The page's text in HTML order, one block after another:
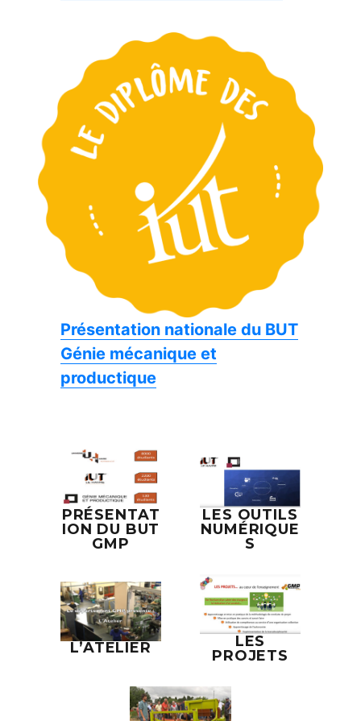
Présentation nationale du BUT
Génie mécanique et
productique
PRÉSENTAT
ION DU BUT
GMP
LES OUTILS
NUMÉRIQUE
S
L’ATELIER
LES
PROJETS